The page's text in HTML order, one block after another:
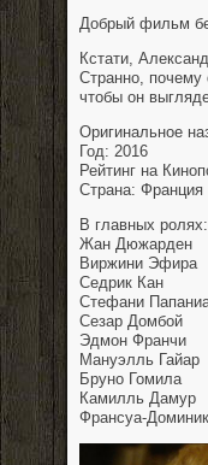
Добрый фильм
Кстати,
Странно, почему
чтобы он
Оригинальное
Год: 2016
Рейтинг на
Страна: Франция
В главных ролях:
Жан Дюжарден
Виржини Эфира
Седрик Кан
Стефани
Сезар Домбой
Эдмон Франчи
Мануэлль Гайар
Бруно Гомила
Камилль Дамур
Франсуа-